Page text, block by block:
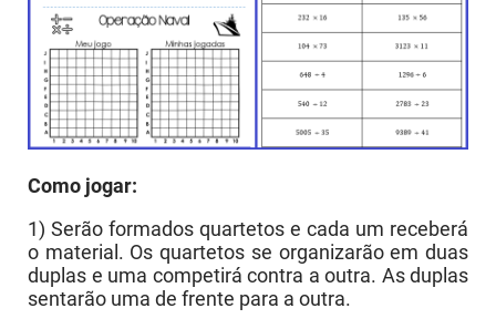
Como jogar:
1) Serão formados quartetos e cada um receberá
o material. Os quartetos se organizarão em duas
duplas e uma competirá contra a outra. As duplas
sentarão uma de frente para a outra.